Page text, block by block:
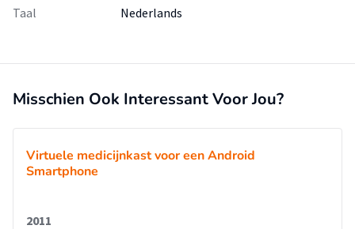
Taal
Nederlands
Misschien Ook Interessant Voor Jou?
Virtuele medicijnkast voor een Android
Smartphone
2011